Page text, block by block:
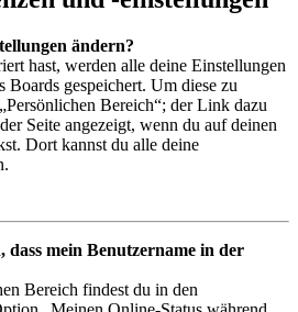
ändern?
hast, werden alle deine Einstellungen
Boards gespeichert. Um diese zu
Bereich“; der Link dazu
Seite angezeigt, wenn du auf deinen
Dort kannst du alle deine
mein Benutzername in der
Bereich findest du in den